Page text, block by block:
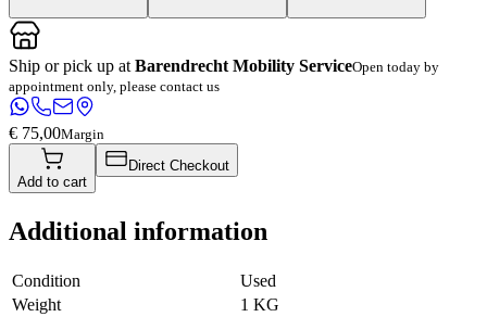
Ship or pick up at Barendrecht Mobility ServiceOpen today by
appointment only, please contact us
€ 75,00Margin
Add to cart
Direct Checkout
Additional information
Condition
Used
Weight
1 KG